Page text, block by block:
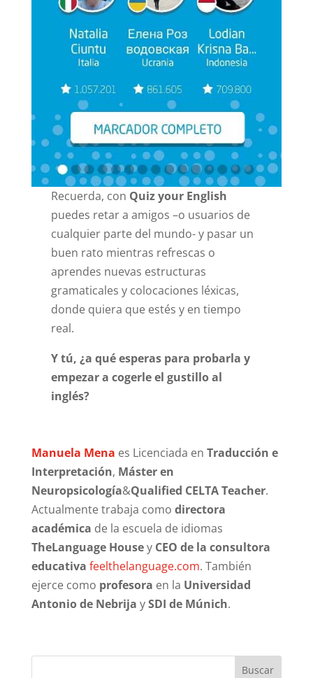
Recuerda, con Quiz your English
puedes retar a amigos –o usuarios de
cualquier parte del mundo- y pasar un
buen rato mientras refrescas o
aprendes nuevas estructuras
gramaticales y colocaciones léxicas,
donde quiera que estés y en tiempo
real.
Y tú, ¿a qué esperas para probarla y
empezar a cogerle el gustillo al
inglés?
Manuela Mena es Licenciada en Traducción e
Interpretación, Máster en
Neuropsicología&Qualified CELTA Teacher.
Actualmente trabaja como directora
académica de la escuela de idiomas
TheLanguage Housey CEO de la consultora
educativa feelthelanguage.com. También
ejerce como profesora en la Universidad
Antonio de Nebrija ySDI de Múnich.